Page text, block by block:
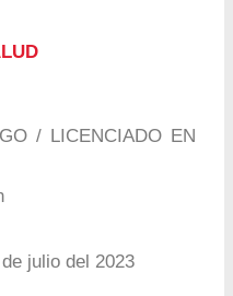
/ LICENCIADO EN
julio del 2023